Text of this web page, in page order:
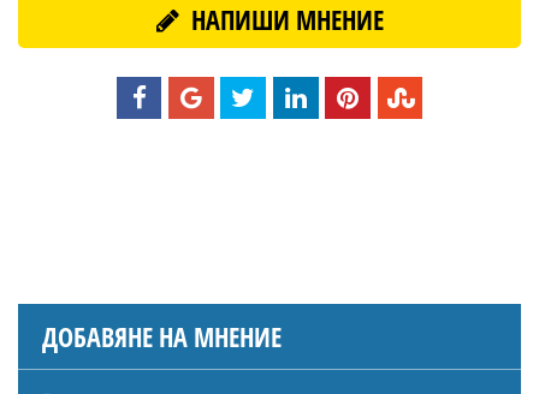
НАПИШИ МНЕНИЕ
ДОБАВЯНЕ НА МНЕНИЕ